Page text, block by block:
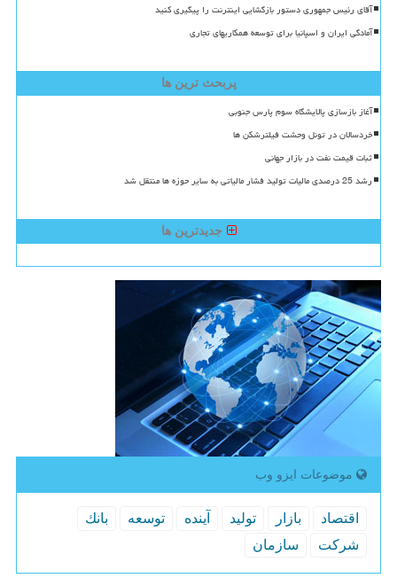
آقای رئیس جمهوری دستور بازگشایی اینترنت را پیگیری کنید
آمادگی ایران و اسپانیا برای توسعه همکاریهای تجاری
پربحث ترین ها
آغاز بازسازی پالایشگاه سوم پارس جنوبی
خردسالان در تونل وحشت فیلترشکن ها
ثبات قیمت نفت در بازار جهانی
رشد 25 درصدی مالیات تولید فشار مالیاتی به سایر حوزه ها منتقل شد
جدیدترین ها
موضوعات ایزو وب
اقتصاد بازار تولید آینده توسعه
بانك
شركت
سازمان